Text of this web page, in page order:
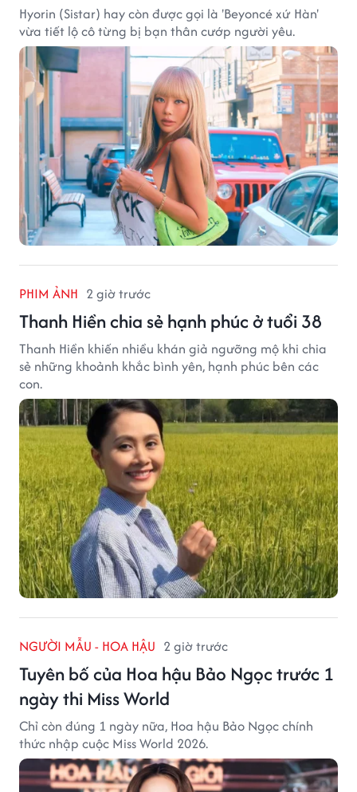
Hyorin (Sistar) hay còn được gọi là 'Beyoncé xứ Hàn'
vừa tiết lộ cô từng bị bạn thân cướp người yêu.
PHIM ẢNH 2 giờ trước
Thanh Hiền chia sẻ hạnh phúc ở tuổi 38
Thanh Hiền khiến nhiều khán giả ngưỡng mộ khi chia
sẻ những khoảnh khắc bình yên, hạnh phúc bên các
con.
NGƯỜI MẪU - HOA HẬU 2 giờ trước
Tuyên bố của Hoa hậu Bảo Ngọc trước 1
ngày thi Miss World
Chỉ còn đúng 1 ngày nữa, Hoa hậu Bảo Ngọc chính
thức nhập cuộc Miss World 2026.